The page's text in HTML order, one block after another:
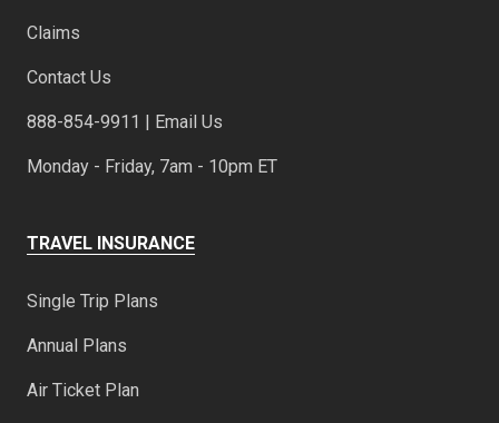
Claims
Contact Us
888-854-9911 | Email Us
Monday - Friday, 7am - 10pm ET
TRAVEL INSURANCE
Single Trip Plans
Annual Plans
Air Ticket Plan